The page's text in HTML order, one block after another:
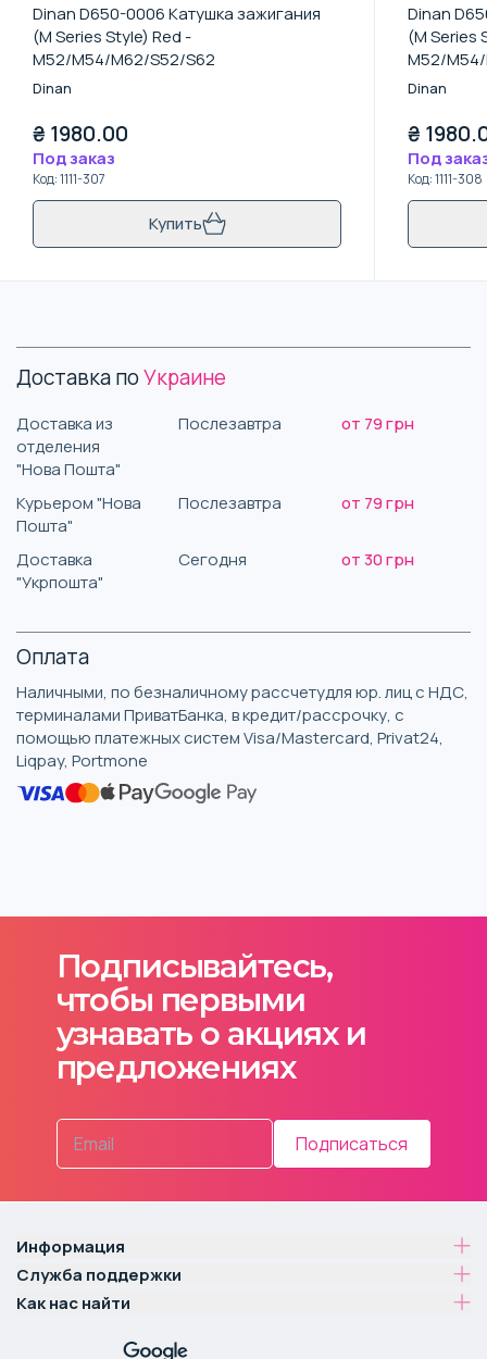
Dinan D650-0006 Катушка зажигания
(M Series Style) Red -
M52/M54/M62/S52/S62
Dinan
₴ 1980.00
Под заказ
Код:1111-307
Купить
Dinan
(M Series
M52/
Dinan
₴
Под
Код:1111-308
Доставка поУкраине
Доставка из
отделения
"Нова Пошта"
Послезавтра от 79 грн
Курьером "Нова
Пошта"
Послезавтра от 79 грн
Доставка
"Укрпошта"
Сегодня от 30 грн
Оплата
Наличными, по безналичному рассчетудля юр. лиц с НДС,
терминалами ПриватБанка, в кредит/рассрочку, с
помощью платежных систем Visa/Mastercard, Privat24,
Liqpay, Portmone
Подписывайтесь,
чтобы первыми
узнавать о акциях и
предложениях
Подписаться
Информация
Служба поддержки
Как нас найти